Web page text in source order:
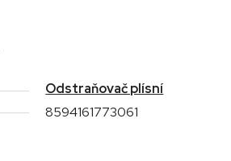
Odstraňovač plísní
8594161773061